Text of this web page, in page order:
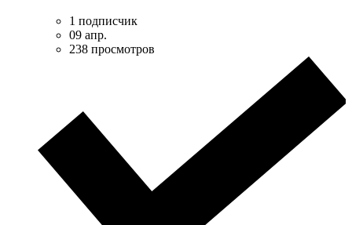
1 подписчик
09 апр.
238 просмотров